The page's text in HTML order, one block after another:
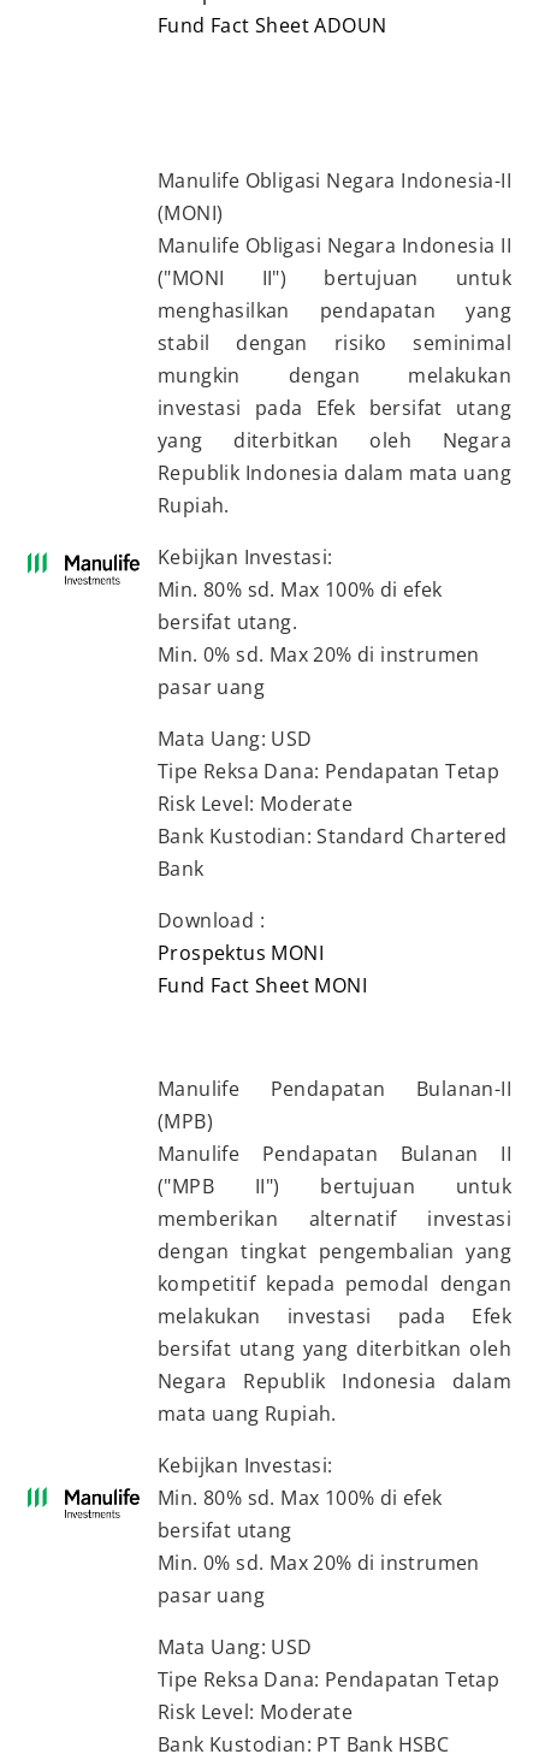
Fund Fact Sheet ADOUN
Manulife Obligasi Negara Indonesia-II
(MONI)
Manulife Obligasi Negara Indonesia II
("MONI II") bertujuan untuk
menghasilkan pendapatan yang
stabil dengan risiko seminimal
mungkin dengan melakukan
investasi pada Efek bersifat utang
yang diterbitkan oleh Negara
Republik Indonesia dalam mata uang
Rupiah.
Kebijkan Investasi:
Min. 80% sd. Max 100% di efek
bersifat utang.
Min. 0% sd. Max 20% di instrumen
pasar uang
Mata Uang: USD
Tipe Reksa Dana: Pendapatan Tetap
Risk Level: Moderate
Bank Kustodian: Standard Chartered
Bank
Download :
Prospektus MONI
Fund Fact Sheet MONI
Manulife Pendapatan Bulanan-II
(MPB)
Manulife Pendapatan Bulanan II
("MPB II") bertujuan untuk
memberikan alternatif investasi
dengan tingkat pengembalian yang
kompetitif kepada pemodal dengan
melakukan investasi pada Efek
bersifat utang yang diterbitkan oleh
Negara Republik Indonesia dalam
mata uang Rupiah.
Kebijkan Investasi:
Min. 80% sd. Max 100% di efek
bersifat utang
Min. 0% sd. Max 20% di instrumen
pasar uang
Mata Uang: USD
Tipe Reksa Dana: Pendapatan Tetap
Risk Level: Moderate
Bank Kustodian: PT Bank HSBC